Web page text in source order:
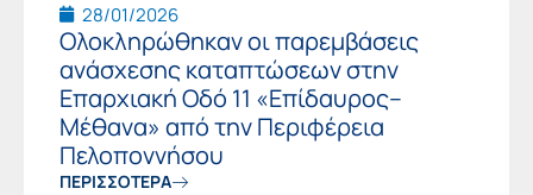
28/01/2026
Ολοκληρώθηκαν οι παρεμβάσεις
ανάσχεσης καταπτώσεων στην
Επαρχιακή Οδό 11 «Επίδαυρος–
Μέθανα» από την Περιφέρεια
Πελοποννήσου
ΠΕΡΙΣΣΟΤΕΡΑ